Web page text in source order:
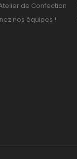
de Confection
nos équipes !